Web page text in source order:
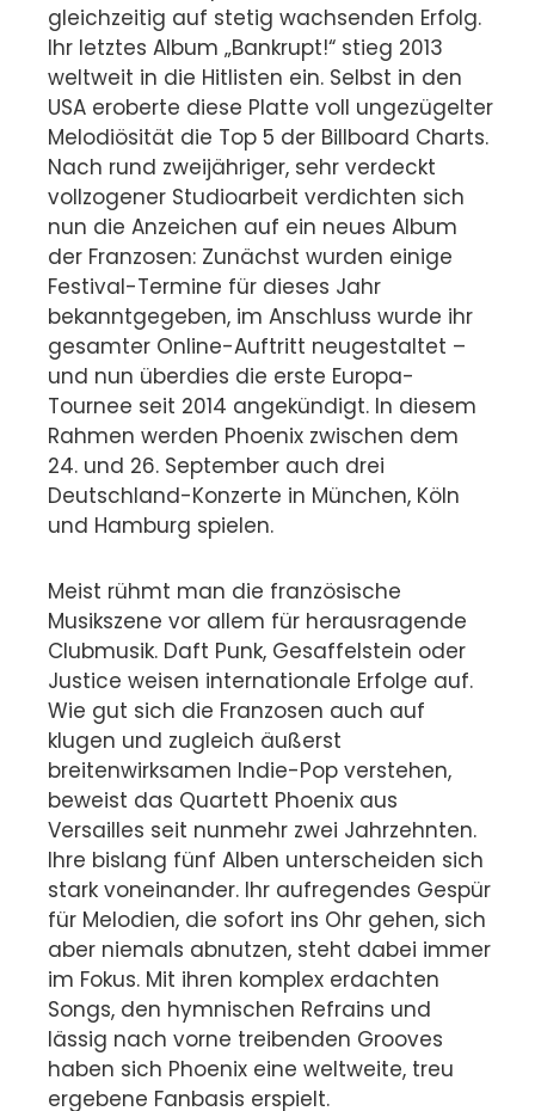
gleichzeitig auf stetig wachsenden Erfolg.
Ihr letztes Album „Bankrupt!“ stieg 2013
weltweit in die Hitlisten ein. Selbst in den
USA eroberte diese Platte voll ungezügelter
Melodiösität die Top 5 der Billboard Charts.
Nach rund zweijähriger, sehr verdeckt
vollzogener Studioarbeit verdichten sich
nun die Anzeichen auf ein neues Album
der Franzosen: Zunächst wurden einige
Festival-Termine für dieses Jahr
bekanntgegeben, im Anschluss wurde ihr
gesamter Online-Auftritt neugestaltet –
und nun überdies die erste Europa-
Tournee seit 2014 angekündigt. In diesem
Rahmen werden Phoenix zwischen dem
24. und 26. September auch drei
Deutschland-Konzerte in München, Köln
und Hamburg spielen.
Meist rühmt man die französische
Musikszene vor allem für herausragende
Clubmusik. Daft Punk, Gesaffelstein oder
Justice weisen internationale Erfolge auf.
Wie gut sich die Franzosen auch auf
klugen und zugleich äußerst
breitenwirksamen Indie-Pop verstehen,
beweist das Quartett Phoenix aus
Versailles seit nunmehr zwei Jahrzehnten.
Ihre bislang fünf Alben unterscheiden sich
stark voneinander. Ihr aufregendes Gespür
für Melodien, die sofort ins Ohr gehen, sich
aber niemals abnutzen, steht dabei immer
im Fokus. Mit ihren komplex erdachten
Songs, den hymnischen Refrains und
lässig nach vorne treibenden Grooves
haben sich Phoenix eine weltweite, treu
ergebene Fanbasis erspielt.